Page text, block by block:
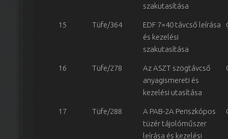
szakutasítása
15 Tüfe/364
EDF 7×40 távcső leírása
és kezelési
szakutasítása
16 Tüfe/278
Az ASZT szögtávcső
anyagismereti és
kezelési utasítása
17 Tüfe/288
A PAB-2A Periszkópos
tüzér tájolóműszer
leírása és kezelési